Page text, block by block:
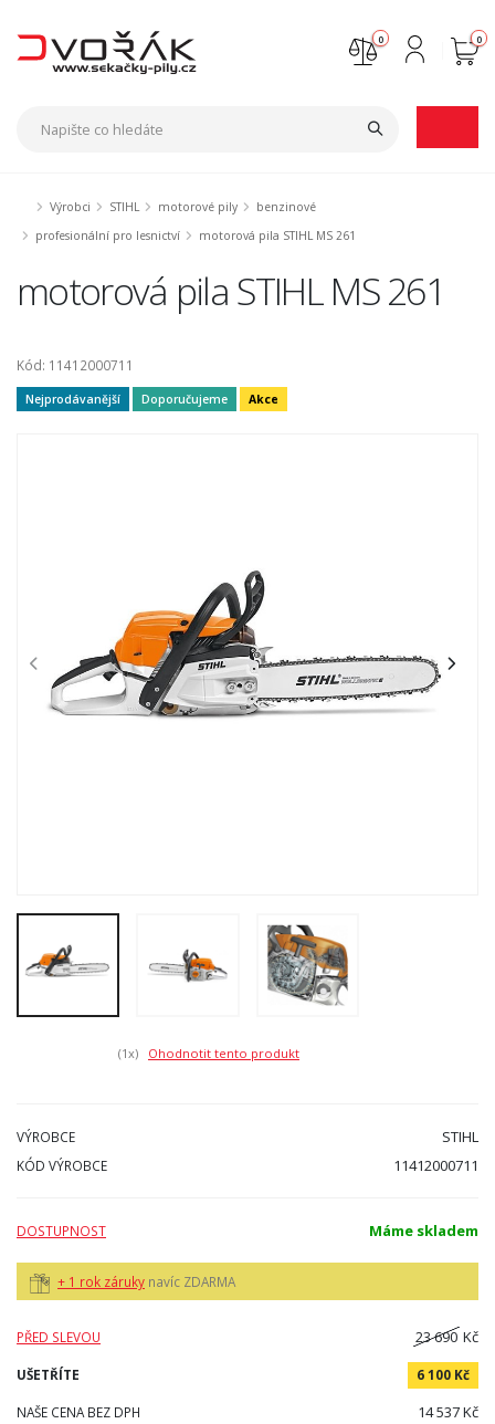
0
0
Výrobci STIHL motorové pily
benzinové
profesionální pro lesnictví
motorová pila STIHL MS 261
motorová pila STIHL MS 261
Kód: 11412000711
Nejprodávanější Doporučujeme Akce
(1x) Ohodnotit tento produkt
VÝROBCE STIHL
KÓD VÝROBCE 11412000711
DOSTUPNOST Máme skladem
+ 1 rok záruky navíc ZDARMA
PŘED SLEVOU 23 690 Kč
UŠETŘÍTE 6 100 Kč
NAŠE CENA BEZ DPH 14 537 Kč